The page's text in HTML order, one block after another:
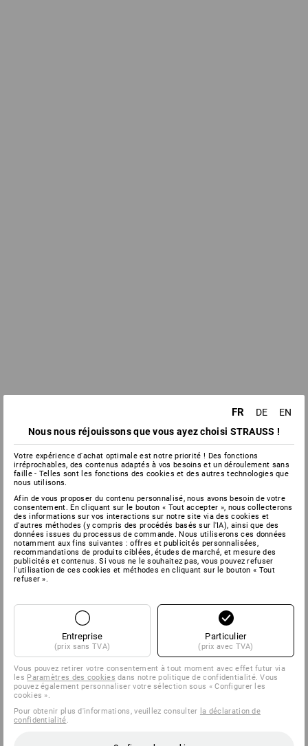
FR DE
EN
Nous nous réjouissons que vous ayez choisi STRAUSS !
Votre expérience d'achat optimale est notre priorité ! Des fonctions
irréprochables, des contenus adaptés à vos besoins et un déroulement sans
faille - Telles sont les fonctions des cookies et des autres technologies que
nous utilisons.
Afin de vous proposer du contenu personnalisé, nous avons besoin de votre
consentement. En cliquant sur le bouton « Tout accepter », nous collecterons
des informations sur vos interactions sur notre site via des cookies et
d'autres méthodes (y compris des procédés basés sur l'IA), ainsi que des
données issues du processus de commande. Nous utiliserons ces données
notamment aux fins suivantes : offres et publicités personnalisées,
recommandations de produits ciblées, études de marché, et mesure des
publicités et contenus. Si vous ne le souhaitez pas, vous pouvez refuser
l'utilisation de ces cookies et méthodes en cliquant sur le bouton « Tout
refuser ».
Entreprise
(prix sans TVA)
Particulier
(prix avec TVA)
Vous pouvez retirer votre consentement à tout moment avec effet futur via
les Paramètres des cookies dans notre politique de confidentialité. Vous
pouvez également personnaliser votre sélection sous « Configurer les
cookies ».
Pour obtenir plus d'informations, veuillez consulter la déclaration de
confidentialité